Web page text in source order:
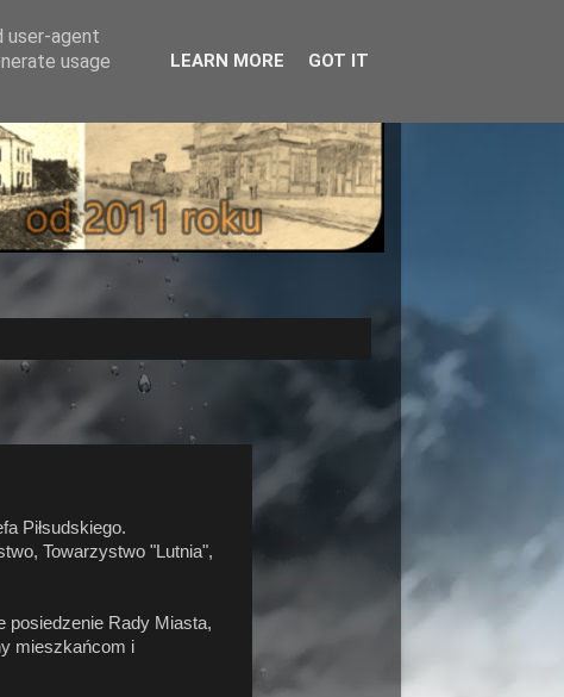
Piłsudskiego.
Towarzystwo "Lutnia",
posiedzenie Rady Miasta,
mieszkańcom i
user-agent
usage
LEARN MORE GOT IT